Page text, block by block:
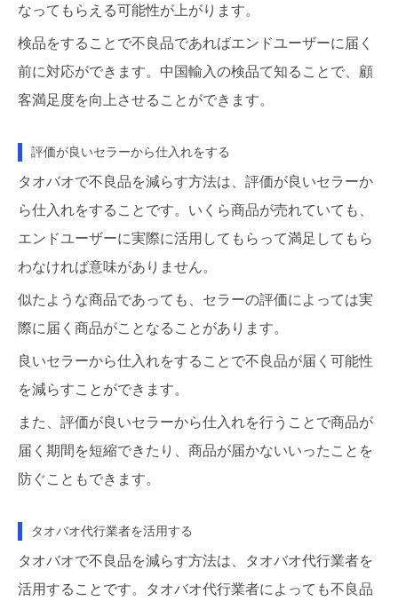
なってもらえる可能性が上がります。
検品をすることで不良品であればエンドユーザーに届く
前に対応ができます。中国輸入の検品て知ることで、顧
客満足度を向上させることができます。
評価が良いセラーから仕入れをする
タオバオで不良品を減らす方法は、評価が良いセラーか
ら仕入れをすることです。いくら商品が売れていても、
エンドユーザーに実際に活用してもらって満足してもら
わなければ意味がありません。
似たような商品であっても、セラーの評価によっては実
際に届く商品がことなることがあります。
良いセラーから仕入れをすることで不良品が届く可能性
を減らすことができます。
また、評価が良いセラーから仕入れを行うことで商品が
届く期間を短縮できたり、商品が届かないいったことを
防ぐこともできます。
タオバオ代行業者を活用する
タオバオで不良品を減らす方法は、タオバオ代行業者を
活用することです。タオバオ代行業者によっても不良品